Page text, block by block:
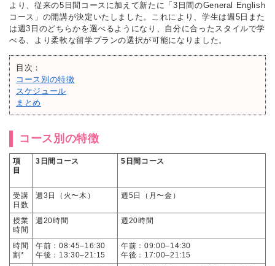
より、従来の5日間コースに加えて新たに「3日間のGeneral English
コース」の開講が決定いたしました。これにより、学生は週5日また
は週3日のどちらかを選べるようになり、自分に合ったスタイルで学
べる、より柔軟な留学プランの選択が可能になりました。
目次：
コース別の特徴
スケジュール
まとめ
コース別の特徴
項
目
3日間コース 5日間コース
受講
日数
週3日（火〜木） 週5日（月〜金）
授業
時間
週20時間 週20時間
時間
割*
午前：08:45–16:30
午後：13:30–21:15
午前：09:00–14:30
午後：17:00–21:15